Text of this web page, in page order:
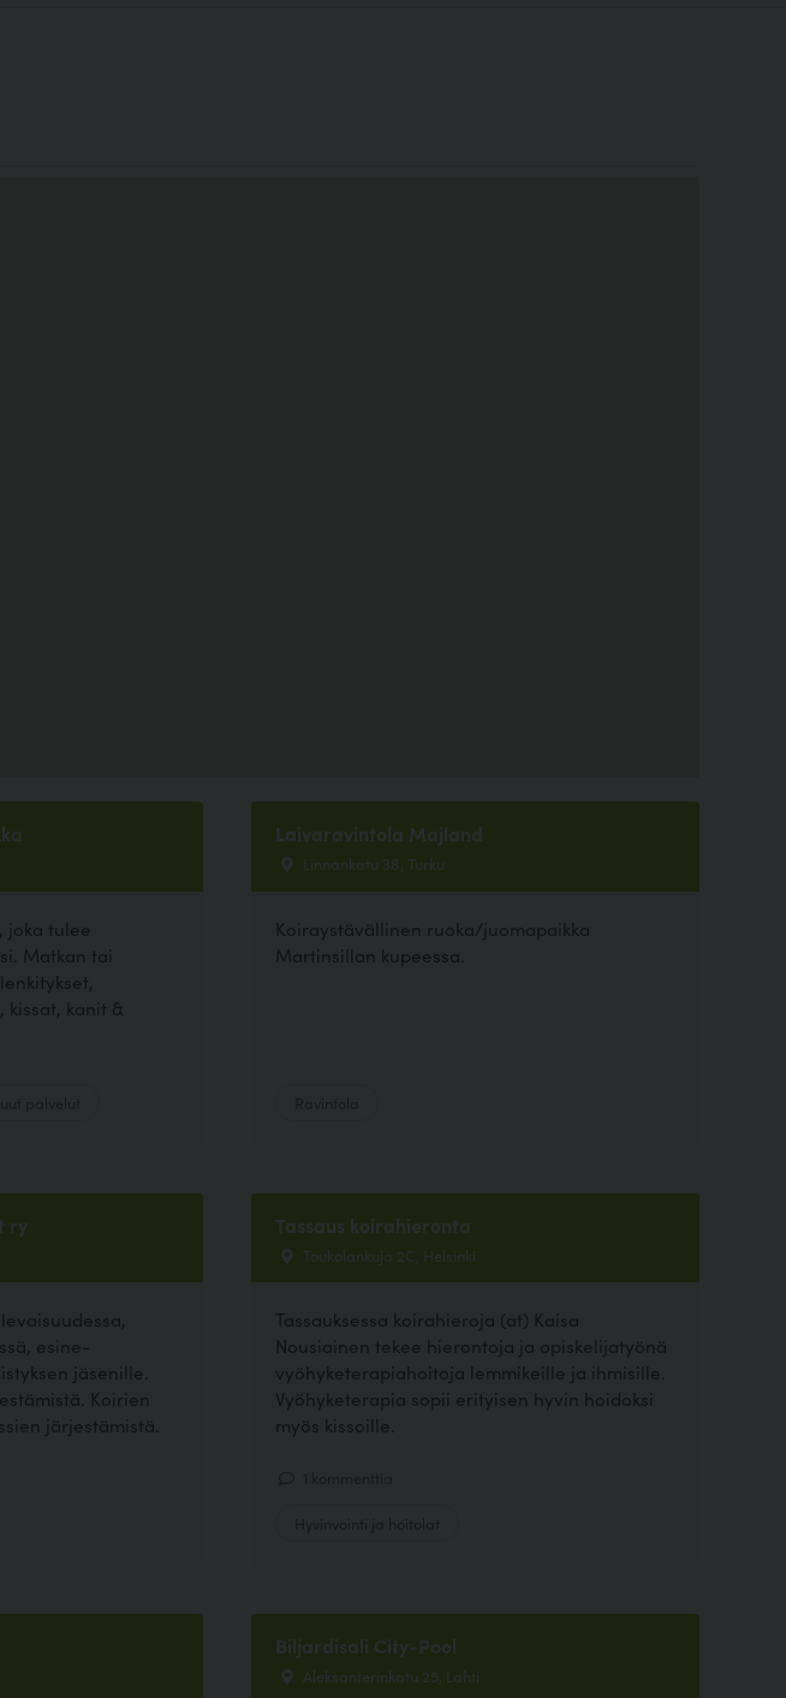
joka tulee
Matkan tai
kissat, kanit &
Laivaravintola Majland
Linnankatu 38, Turku
Koiraystävällinen ruoka/juomapaikka
Martinsillan kupeessa.
ry
esine-
jäsenille.
Koirien
järjestämistä.
Tassaus koirahieronta
Toukolankuja 2C, Helsinki
Tassauksessa koirahieroja (at) Kaisa
Nousiainen tekee hierontoja ja opiskelijatyönä
vyöhyketerapiahoitoja lemmikeille ja ihmisille.
Vyöhyketerapia sopii erityisen hyvin hoidoksi
myös kissoille.
Biljardisali City-Pool
Aleksanterinkatu 25, Lahti